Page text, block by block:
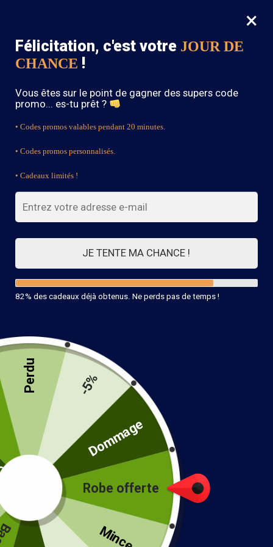
0
SOLDES : -15% sur toute la boutique avec le code « BOHEME15 »
×
Félicitation, c'est votre JOUR DE
CHANCE !
Vous êtes sur le point de gagner des supers code
promo... es-tu prêt ?
• Codes promos valables pendant 20 minutes.
• Codes promos personnalisés.
• Cadeaux limités !
JE TENTE MA CHANCE !
82% des cadeaux déjà obtenus. Ne perds pas de temps !
Robe offerte
Perdu -5%
Dommage